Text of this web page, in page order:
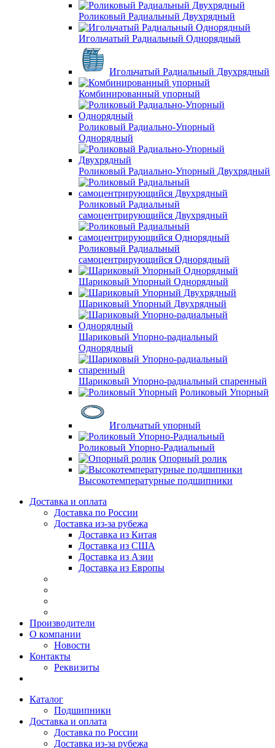
Роликовый Радиальный Двухрядный
Игольчатый Радиальный Однорядный
Игольчатый Радиальный Двухрядный
Комбинированный упорный
Роликовый Радиально-Упорный
Однорядный
Роликовый Радиально-Упорный Двухрядный
Роликовый Радиальный
самоцентрирующийся Двухрядный
Роликовый Радиальный
самоцентрирующийся Однорядный
Шариковый Упорный Однорядный
Шариковый Упорный Двухрядный
Шариковый Упорно-радиальный
Однорядный
Шариковый Упорно-радиальный спаренный
Роликовый Упорный
Игольчатый упорный
Роликовый Упорно-Радиальный
Опорный ролик
Высокотемпературные подшипники
Доставка и оплата
Доставка по России
Доставка из-за рубежа
Доставка из Китая
Доставка из США
Доставка из Азии
Доставка из Европы
Производители
О компании
Новости
Контакты
Реквизиты
Каталог
Подшипники
Доставка и оплата
Доставка по России
Доставка из-за рубежа